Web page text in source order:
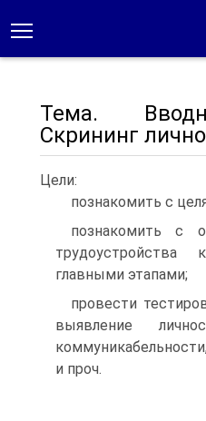
Тема.
Скрининг
Цели:
познакомить с
познакомить с
главными этапами;
провести
выявление
и проч.